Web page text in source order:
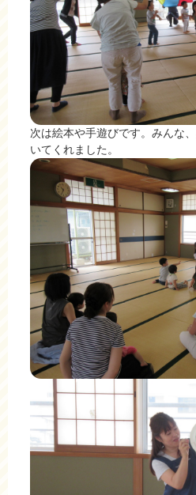
次は絵本や手遊びです。みんな
いてくれました。